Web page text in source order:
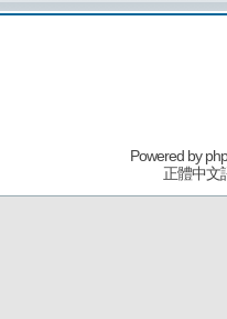
Powered by
正體中文